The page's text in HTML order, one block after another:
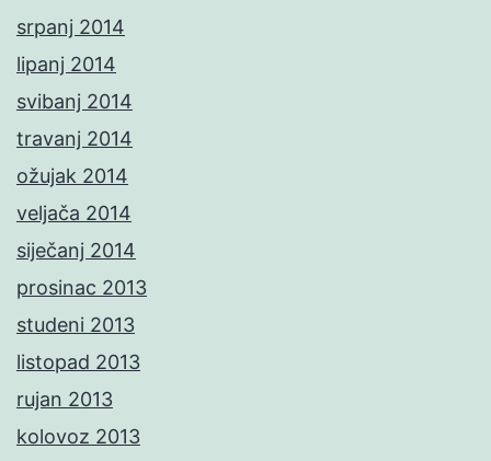
srpanj 2014
lipanj 2014
svibanj 2014
travanj 2014
ožujak 2014
veljača 2014
siječanj 2014
prosinac 2013
studeni 2013
listopad 2013
rujan 2013
kolovoz 2013